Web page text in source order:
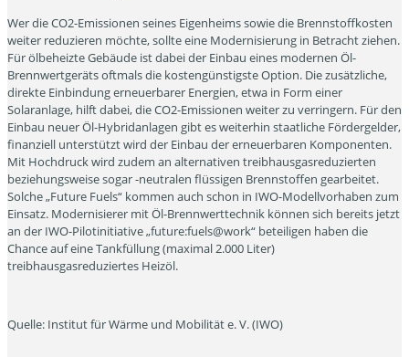
Wer die CO2-Emissionen seines Eigenheims sowie die Brennstoffkosten
weiter reduzieren möchte, sollte eine Modernisierung in Betracht ziehen.
Für ölbeheizte Gebäude ist dabei der Einbau eines modernen Öl-
Brennwertgeräts oftmals die kostengünstigste Option. Die zusätzliche,
direkte Einbindung erneuerbarer Energien, etwa in Form einer
Solaranlage, hilft dabei, die CO2-Emissionen weiter zu verringern. Für den
Einbau neuer Öl-Hybridanlagen gibt es weiterhin staatliche Fördergelder,
finanziell unterstützt wird der Einbau der erneuerbaren Komponenten.
Mit Hochdruck wird zudem an alternativen treibhausgasreduzierten
beziehungsweise sogar -neutralen flüssigen Brennstoffen gearbeitet.
Solche „Future Fuels“ kommen auch schon in IWO-Modellvorhaben zum
Einsatz. Modernisierer mit Öl-Brennwerttechnik können sich bereits jetzt
an der IWO-Pilotinitiative „future:fuels@work“ beteiligen haben die
Chance auf eine Tankfüllung (maximal 2.000 Liter)
treibhausgasreduziertes Heizöl.
Quelle: Institut für Wärme und Mobilität e. V. (IWO)